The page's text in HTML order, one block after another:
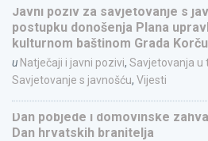
Javni poziv za savjetovanje s
postupku donošenja Plana
kulturnom baštinom Grada
u Natječaji i javni pozivi, Savjetovanja u
Savjetovanje s javnošću, Vijesti
Dan pobjede i domovinske
Dan hrvatskih branitelja